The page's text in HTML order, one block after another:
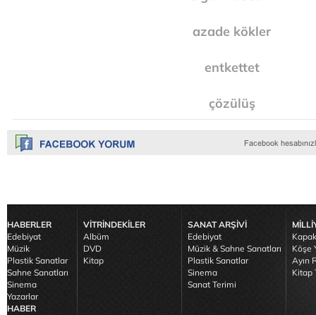
azade kökler
entkettet
çözülüş
HABERLER
Edebiyat
Müzik
Plastik Sanatlar
Sahne Sanatları
Sinema
Yazarlar
HABER
VİTRİNDEKİLER
Albüm
DVD
Kitap
SANAT ARŞİVİ
Edebiyat
Müzik & Sahne Sanatları
Plastik Sanatlar
Sinema
Sanat Terimi
Köşe
Ayın
Kitap